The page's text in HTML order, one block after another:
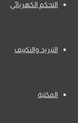
التحكم الكهربائي
التبريد والتكييف
المكتبة